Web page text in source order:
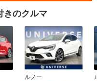
1.44m～1.49m
全幅
1.82m～1.88m
全長
4.4m～4.41m
きのクルマ
ルノー